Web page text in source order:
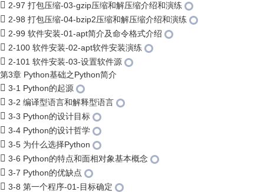
2-97 打包压缩-03-gzip压缩和解压缩介绍和演练
2-98 打包压缩-04-bzip2压缩和解压缩介绍和演练
2-99 软件安装-01-apt简介及命令格式介绍
2-100 软件安装-02-apt软件安装演练
2-101 软件安装-03-设置软件源
第3章 Python基础之Python简介
3-1 Python的起源
3-2 编译型语言和解释型语言
3-3 Python的设计目标
3-4 Python的设计哲学
3-5 为什么选择Python
3-6 Python的特点和面相对象基本概念
3-7 Python的优缺点
3-8 第一个程序-01-目标确定